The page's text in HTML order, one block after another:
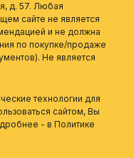
д. 57. Любая
сайте не является
и не должна
по покупке/продаже
Не является
технологии для
сайтом, Вы
- в Политике